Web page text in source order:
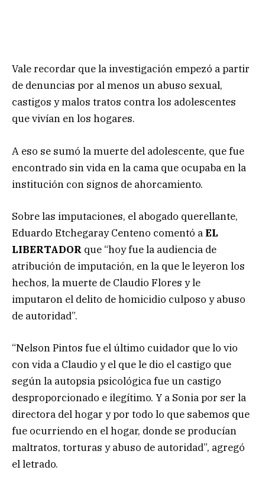
Vale recordar que la investigación empezó a partir
de denuncias por al menos un abuso sexual,
castigos y malos tratos contra los adolescentes
que vivían en los hogares.
A eso se sumó la muerte del adolescente, que fue
encontrado sin vida en la cama que ocupaba en la
institución con signos de ahorcamiento.
Sobre las imputaciones, el abogado querellante,
Eduardo Etchegaray Centeno comentó aEL
LIBERTADOR que “hoy fue la audiencia de
atribución de imputación, en la que le leyeron los
hechos, la muerte de Claudio Flores y le
imputaron el delito de homicidio culposo y abuso
de autoridad”.
“Nelson Pintos fue el último cuidador que lo vio
con vida a Claudio y el que le dio el castigo que
según la autopsia psicológica fue un castigo
desproporcionado e ilegítimo. Y a Sonia por ser la
directora del hogar y por todo lo que sabemos que
fue ocurriendo en el hogar, donde se producían
maltratos, torturas y abuso de autoridad”, agregó
el letrado.